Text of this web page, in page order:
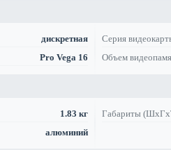
дискретная Серия
Pro Vega 16 Объем
1.83 кг Габариты
алюминий